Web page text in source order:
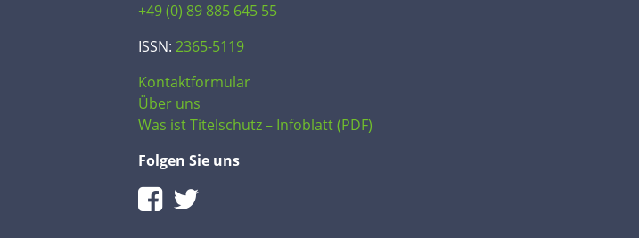
+49 (0) 89 885 645 55
ISSN: 2365-5119
Kontaktformular
Über uns
Was ist Titelschutz – Infoblatt (PDF)
Folgen Sie uns